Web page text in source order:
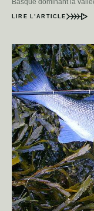
Basque dominant la
LIRE L’ARTICLE